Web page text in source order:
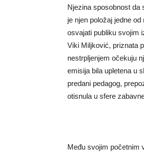
Njezina sposobnost da
je njen položaj jedne
osvajati publiku svojim
Viki Miljković, priznata
nestrpljenjem očekuju
emisija bila upletena u
predani pedagog,
otisnula u sfere
Među svojim početnim